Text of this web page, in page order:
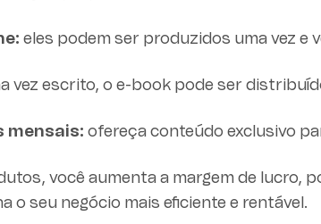
eles podem ser produzidos uma vez e
vez escrito, o e-book pode ser
mensais: ofereça conteúdo exclusivo
você aumenta a margem de lucro,
o seu negócio mais eficiente e rentável.